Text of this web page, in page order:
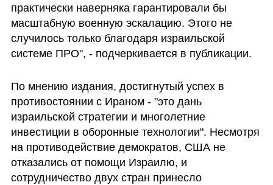
практически наверняка гарантировали бы
масштабную военную эскалацию. Этого не
случилось только благодаря израильской
системе ПРО", - подчеркивается в публикации.
По мнению издания, достигнутый успех в
противостоянии с Ираном - "это дань
израильской стратегии и многолетние
инвестиции в оборонные технологии". Несмотря
на противодействие демократов, США не
отказались от помощи Израилю, и
сотрудничество двух стран принесло